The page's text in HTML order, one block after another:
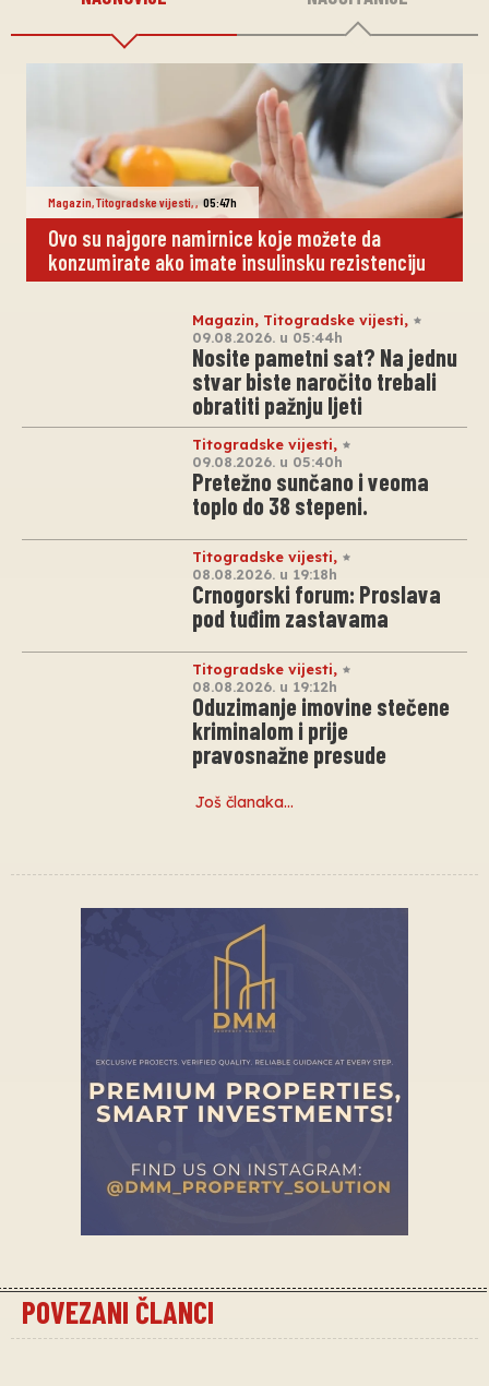
Magazin,Titogradske vijesti,, 05:47h
Ovo su najgore namirnice koje možete da
konzumirate ako imate insulinsku rezistenciju
Magazin, Titogradske vijesti,
09.08.2026. u 05:44h
Nosite pametni sat? Na jednu
stvar biste naročito trebali
obratiti pažnju ljeti
Titogradske vijesti,
09.08.2026. u 05:40h
Pretežno sunčano i veoma
toplo do 38 stepeni.
Titogradske vijesti,
08.08.2026. u 19:18h
Crnogorski forum: Proslava
pod tuđim zastavama
Titogradske vijesti,
08.08.2026. u 19:12h
Oduzimanje imovine stečene
kriminalom i prije
pravosnažne presude
Još članaka…
POVEZANI ČLANCI